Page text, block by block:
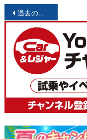
投
稿
ナ
ビ
ー
シ
過去の投稿